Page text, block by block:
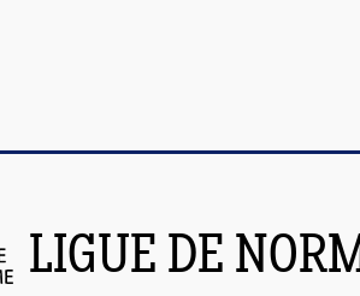
LIGUE DE